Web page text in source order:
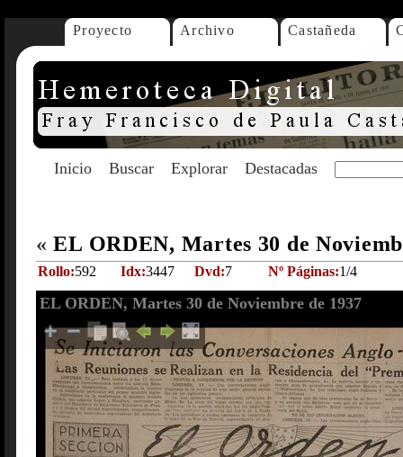
Proyecto Archivo Castañeda
Inicio Buscar Explorar Destacadas
« EL ORDEN, Martes 30 de
Rollo:592 Idx:3447 Dvd:7 Nº Páginas:1/4
EL ORDEN, Martes 30 de Noviembre de 1937